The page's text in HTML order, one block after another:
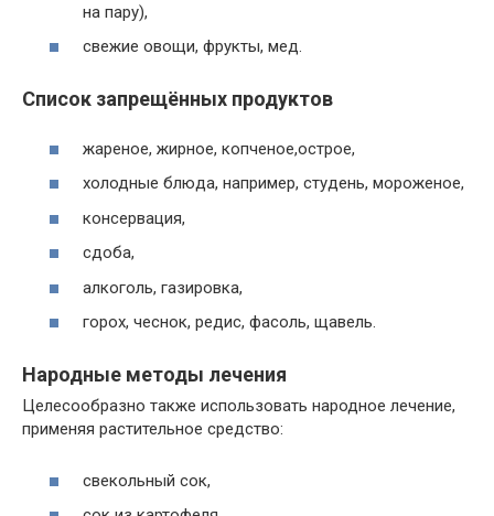
на пару),
свежие овощи, фрукты, мед.
Список запрещённых продуктов
жареное, жирное, копченое,острое,
холодные блюда, например, студень, мороженое,
консервация,
сдоба,
алкоголь, газировка,
горох, чеснок, редис, фасоль, щавель.
Народные методы лечения
Целесообразно также использовать народное лечение,
применяя растительное средство:
свекольный сок,